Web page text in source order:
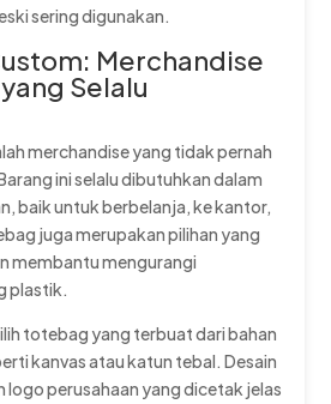
sering digunakan.
Merchandise
Selalu
merchandise yang tidak pernah
ini selalu dibutuhkan dalam
baik untuk berbelanja, ke kantor,
juga merupakan pilihan yang
membantu mengurangi
plastik.
totebag yang terbuat dari bahan
kanvas atau katun tebal. Desain
logo perusahaan yang dicetak jelas